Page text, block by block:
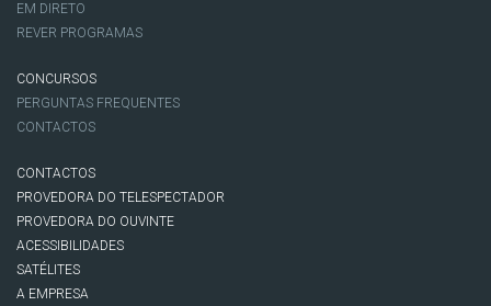
EM DIRETO
REVER PROGRAMAS
CONCURSOS
PERGUNTAS FREQUENTES
CONTACTOS
CONTACTOS
PROVEDORA DO TELESPECTADOR
PROVEDORA DO OUVINTE
ACESSIBILIDADES
SATÉLITES
A EMPRESA